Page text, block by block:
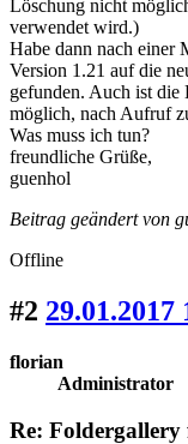
Löschung nicht
verwendet wird.)
Habe dann nach einer
Version 1.21 auf die
gefunden. Auch ist die
möglich, nach Aufruf
Was muss ich tun?
freundliche Grüße,
guenhol
Beitrag geändert von
Offline
#2 29.01.2017
florian
Administrator
Re: